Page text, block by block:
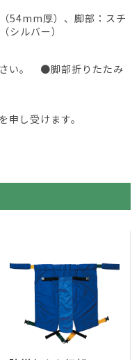
54mm厚）、脚部：スチ
シルバー）
い。 ●脚部折りたたみ
し受けます。